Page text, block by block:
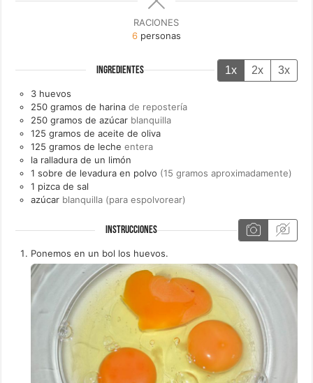
RACIONES
6 personas
INGREDIENTES 1x 2x 3x
3 huevos
250 gramos de harina de repostería
250 gramos de azúcar blanquilla
125 gramos de aceite de oliva
125 gramos de leche entera
la ralladura de un limón
1 sobre de levadura en polvo (15 gramos aproximadamente)
1 pizca de sal
azúcar blanquilla (para espolvorear)
INSTRUCCIONES
Ponemos en un bol los huevos.